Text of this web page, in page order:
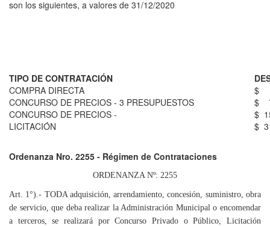
son los siguientes, a valores de 31/12/2020
TIPO DE CONTRATACIÓN
COMPRA DIRECTA
CONCURSO DE PRECIOS - 3 PRESUPUESTOS
$
CONCURSO DE PRECIOS -
$
LICITACIÓN
$
Ordenanza Nro. 2255 - Régimen de Contrataciones
ORDENANZA Nº: 2255
Art. 1°).- TODA adquisición, arrendamiento, concesión, suministro, obra
de servicio, que deba realizar la Administración Municipal o encomendar
a terceros, se realizará por Concurso Privado o Público, Licitación